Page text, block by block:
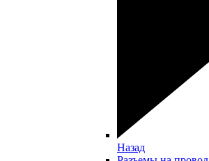
Назад